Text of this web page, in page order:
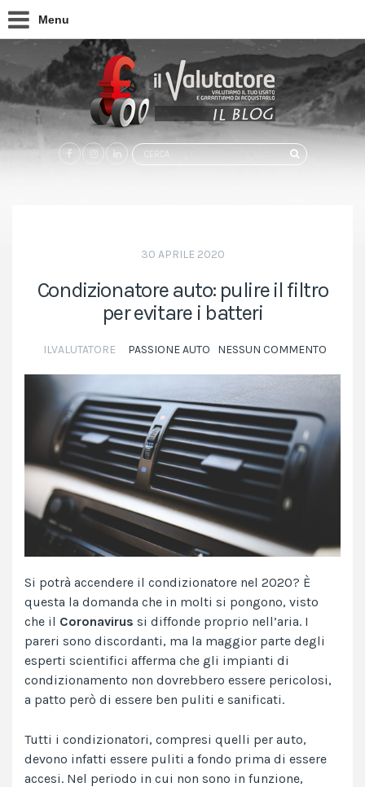
Menu
Search
CERCA
30 APRILE 2020
Condizionatore auto: pulire il filtro
per evitare i batteri
ILVALUTATORE PASSIONE AUTO NESSUN COMMENTO
Si potrà accendere il condizionatore nel 2020? È
questa la domanda che in molti si pongono, visto
che il Coronavirus si diffonde proprio nell’aria. I
pareri sono discordanti, ma la maggior parte degli
esperti scientifici afferma che gli impianti di
condizionamento non dovrebbero essere pericolosi,
a patto però di essere ben puliti e sanificati.
Tutti i condizionatori, compresi quelli per auto,
devono infatti essere puliti a fondo prima di essere
accesi. Nel periodo in cui non sono in funzione,